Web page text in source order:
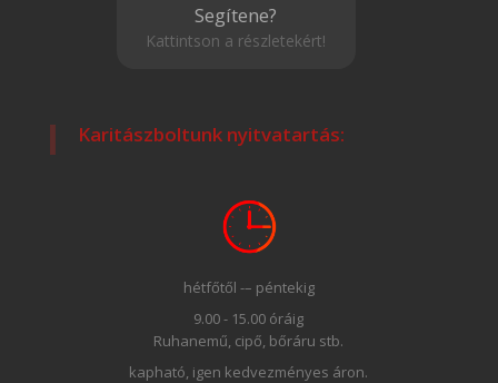
Segítene?
Kattintson a részletekért!
Karitászboltunk nyitvatartás:
hétfőtől -– péntekig
9.00 - 15.00 óráig
Ruhanemű, cipő, bőráru stb.
kapható, igen kedvezményes áron.